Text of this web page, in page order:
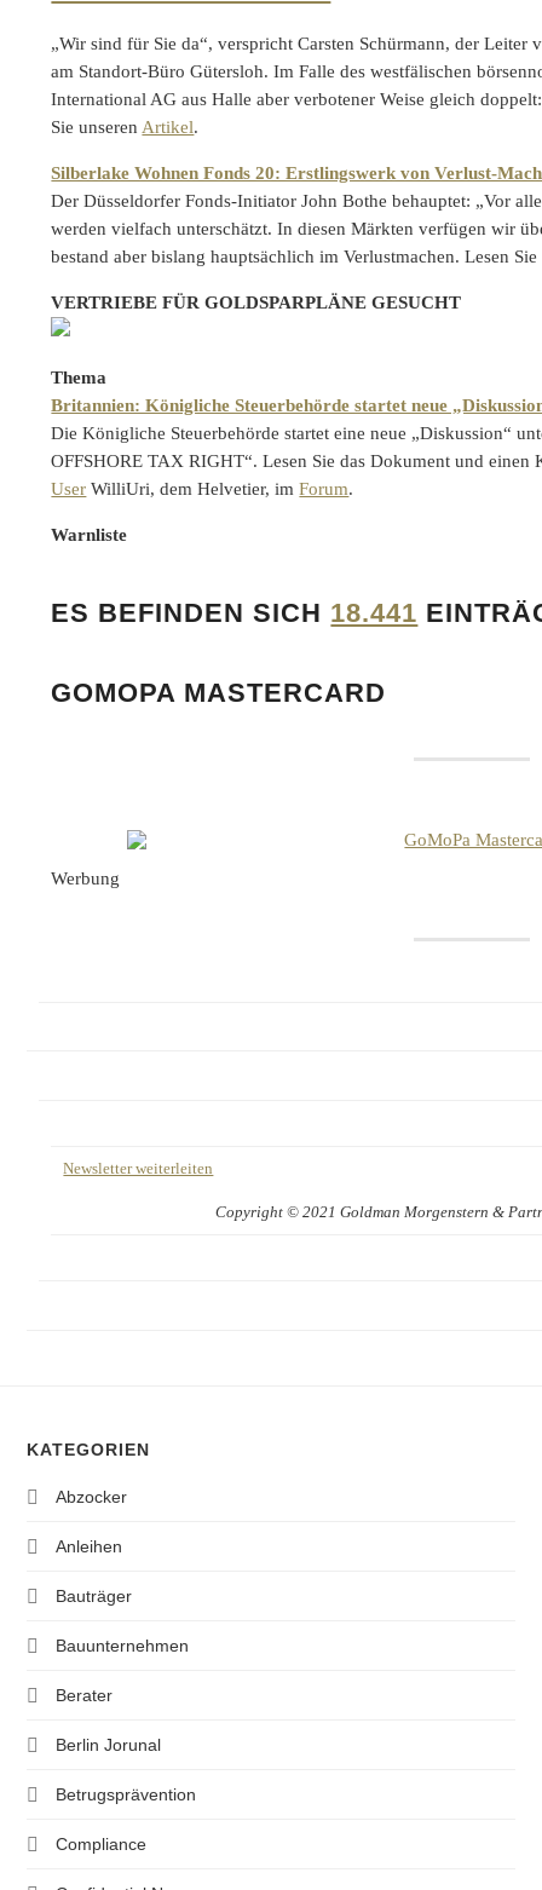
„Wir sind für Sie da“, verspricht Carsten Schürmann, der Leiter
am Standort-Büro Gütersloh. Im Falle des westfälischen
International AG aus Halle aber verbotener Weise gleich
Sie unserenArtikel.
Silberlake Wohnen Fonds 20: Erstlingswerk von Verlust-
Der Düsseldorfer Fonds-Initiator John Bothe behauptet: „Vor
werden vielfach unterschätzt. In diesen Märkten verfügen wir
bestand aber bislang hauptsächlich im Verlustmachen. Lesen
VERTRIEBE FÜR GOLDSPARPLÄNE GESUCHT
Thema
Britannien: Königliche Steuerbehörde startet neue
Die Königliche Steuerbehörde startet eine neue „Diskussion“
OFFSHORE TAX RIGHT“. Lesen Sie das Dokument und
User WilliUri, dem Helvetier, imForum.
Warnliste
ES BEFINDEN SICH 18.441
GOMOPA MASTERCARD
Werbung
Newsletter weiterleiten
Copyright © 2021 Goldman Morgenstern &
KATEGORIEN
Abzocker
Anleihen
Bauträger
Bauunternehmen
Berater
Berlin Jorunal
Betrugsprävention
Compliance